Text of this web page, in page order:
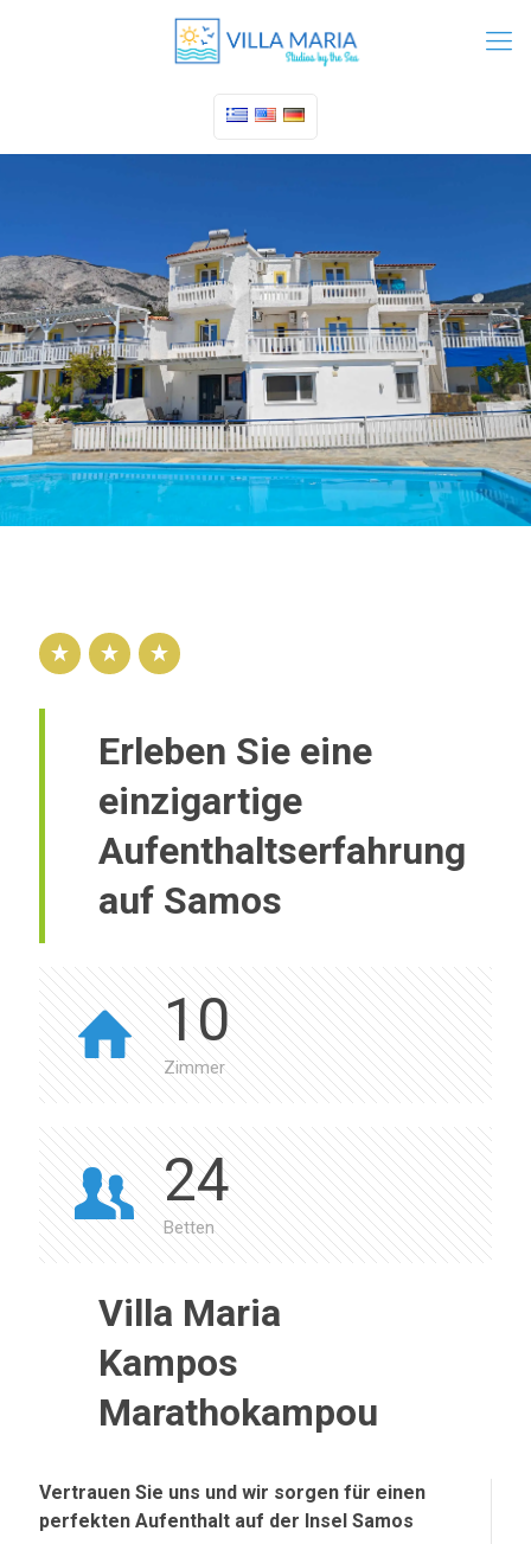
Erleben Sie eine
einzigartige
Aufenthaltserfahrung
auf Samos
10
Zimmer
24
Betten
Villa Maria
Kampos
Marathokampou
Vertrauen Sie uns und wir sorgen für einen
perfekten Aufenthalt auf der Insel Samos